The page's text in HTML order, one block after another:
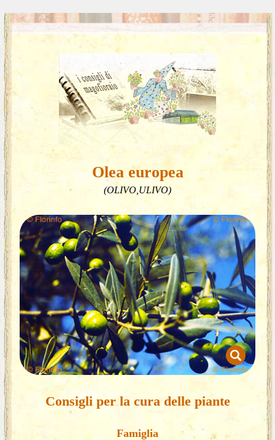
Olea europea
(OLIVO,ULIVO)
Consigli per la cura delle piante
Famiglia